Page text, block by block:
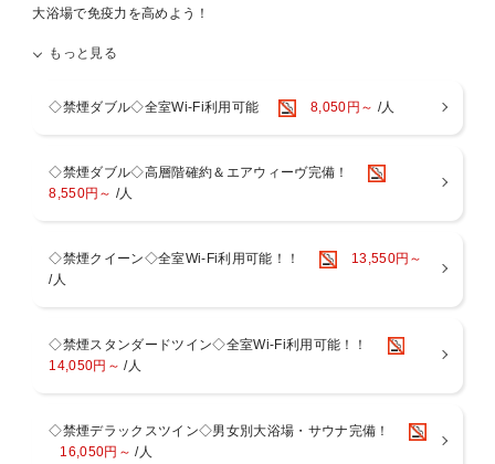
大浴場で免疫力を高めよう！
プロサウナーの方にも、
ンの大浴場とサウナ。
【ととのう】とは・・・
『とてつもなく気持ちいい感覚』で『なんとも言えないリフレッシュ
された状態』
◆大浴場（男女別）
【場所】2階
ReFa FINE BUBBLEのシャワーでBeauty ＆ Relax
うれしい選べるシャンプーバーもご用意！
もっと見る
◇禁煙ダブル◇全室Wi-Fi利用可能 8,050円～ /人
◇禁煙ダブル◇高層階確約＆エアウィーヴ完備！
8,550円～ /人
◇禁煙クイーン◇全室Wi-Fi利用可能！！
13,550円～
/人
◇禁煙スタンダードツイン◇全室Wi-Fi利用可能！！
14,050円～ /人
◇禁煙デラックスツイン◇男女別大浴場・サウナ完備！
16,050円～ /人